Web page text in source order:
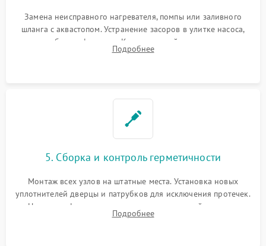
Замена неисправного нагревателя, помпы или заливного
шланга с аквастопом. Устранение засоров в улитке насоса,
патрубках и фильтрах. Компонентный ремонт платы
управления, восстановление поврежденной проводки.
Подробнее
5. Сборка и контроль герметичности
Монтаж всех узлов на штатные места. Установка новых
уплотнителей дверцы и патрубков для исключения протечек.
Надежная фиксация хомутов гидравлической системы,
сборка корпуса и установка датчика поплавка.
Подробнее